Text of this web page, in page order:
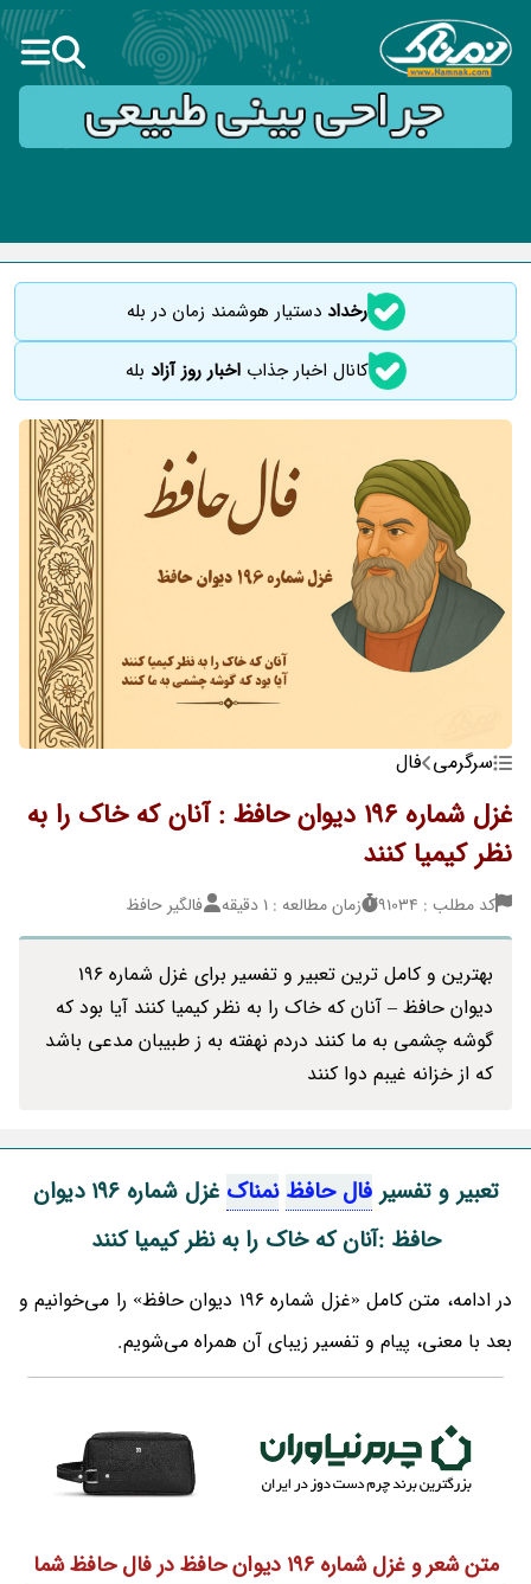
رخداددستیار هوشمند زمان در بله
کانال اخبار جذاباخبار روز آزاد بله
سرگرمی فال
غزل شماره 196 دیوان حافظ : آنان که خاک را به
نظر کیمیا کنند
کد مطلب : 91034 زمان مطالعه : 1 دقیقه فالگیر حافظ
بهترین و کامل ترین تعبیر و تفسیر برای غزل شماره 196
دیوان حافظ – آنان که خاک را به نظر کیمیا کنند آیا بود که
گوشه چشمی به ما کنند دردم نهفته به ز طبیبان مدعی باشد
که از خزانه غیبم دوا کنند
تعبیر و تفسیرفال حافظ نمناک
غزل شماره 196 دیوان
حافظ :آنان که خاک را به نظر کیمیا کنند
در ادامه، متن کامل «غزل شماره 196 دیوان حافظ» را می‌خوانیم و
بعد با معنی، پیام و تفسیر زیبای آن همراه می‌شویم.
متن شعر و غزل شماره 196 دیوان حافظ در فال حافظ شما